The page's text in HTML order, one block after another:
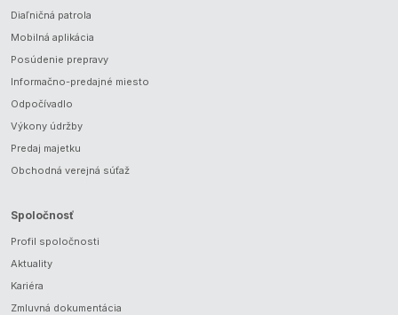
Diaľničná patrola
Mobilná aplikácia
Posúdenie prepravy
Informačno-predajné miesto
Odpočívadlo
Výkony údržby
Predaj majetku
Obchodná verejná súťaž
Spoločnosť
Profil spoločnosti
Aktuality
Kariéra
Zmluvná dokumentácia